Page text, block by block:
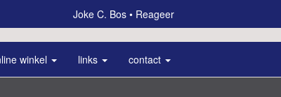
Joke C. Bos Reageer
winkel links contact